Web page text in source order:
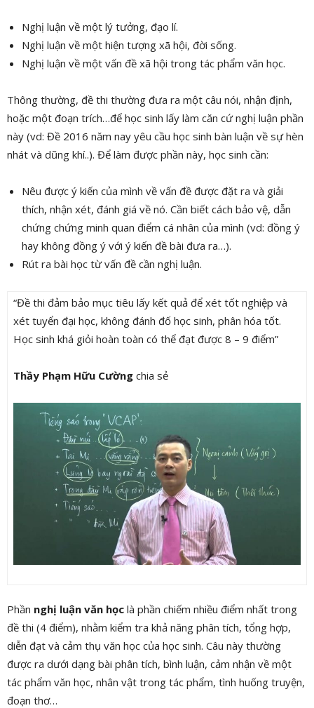
Nghị luận về một lý tưởng, đạo lí.
Nghị luận về một hiện tượng xã hội, đời sống.
Nghị luận về một vấn đề xã hội trong tác phẩm văn học.
Thông thường, đề thi thường đưa ra một câu nói, nhận định,
hoặc một đoạn trích…để học sinh lấy làm căn cứ nghị luận phần
này (vd: Đề 2016 năm nay yêu cầu học sinh bàn luận về sự hèn
nhát và dũng khí..). Để làm được phần này, học sinh cần:
Nêu được ý kiến của mình về vấn đề được đặt ra và giải
thích, nhận xét, đánh giá về nó. Cần biết cách bảo vệ, dẫn
chứng chứng minh quan điểm cá nhân của mình (vd: đồng ý
hay không đồng ý với ý kiến đề bài đưa ra…).
Rút ra bài học từ vấn đề cần nghị luận.
“Đề thi đảm bảo mục tiêu lấy kết quả để xét tốt nghiệp và
xét tuyển đại học, không đánh đố học sinh, phân hóa tốt.
Học sinh khá giỏi hoàn toàn có thể đạt được 8 – 9 điểm”
Thầy Phạm Hữu Cường chia sẻ
Phần nghị luận văn học là phần chiếm nhiều điểm nhất trong
đề thi (4 điểm), nhằm kiểm tra khả năng phân tích, tổng hợp,
diễn đạt và cảm thụ văn học của học sinh. Câu này thường
được ra dưới dạng bài phân tích, bình luận, cảm nhận về một
tác phẩm văn học, nhân vật trong tác phẩm, tình huống truyện,
đoạn thơ…